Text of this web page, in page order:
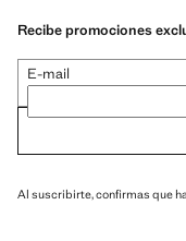
Recibe promociones
E-mail
Al suscribirte, confirmas que